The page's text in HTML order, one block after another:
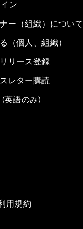
ン
ー（組織）につい
（個人、組織）
リース登録
レター購読
英語のみ)
用規約